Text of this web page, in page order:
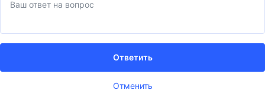
Отменить
Ответить